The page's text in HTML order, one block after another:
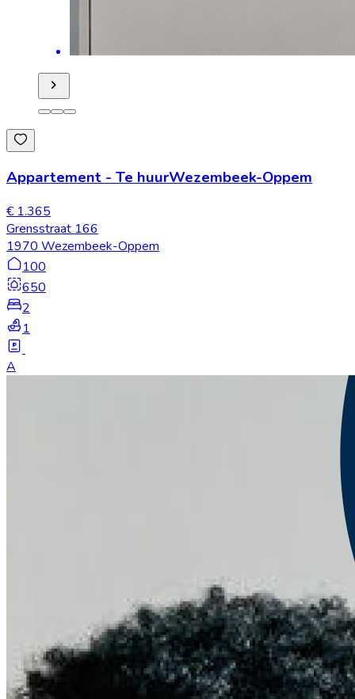
Appartement - Te huurWezembeek-Oppem
€ 1.365
Grensstraat 166
1970 Wezembeek-Oppem
100
650
2
1
A